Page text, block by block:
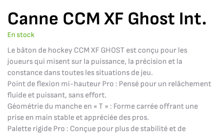
Canne CCM XF Ghost Int.
En stock
Le bâton de hockey CCM XF GHOST est conçu pour les
joueurs qui misent sur la puissance, la précision et la
constance dans toutes les situations de jeu.
Point de flexion mi-hauteur Pro : Pensé pour un relâchement
fluide et puissant, sans effort.
Géométrie du manche en « T » : Forme carrée offrant une
prise en main stable et appréciée des pros.
Palette rigide Pro : Conçue pour plus de stabilité et de